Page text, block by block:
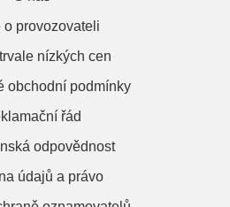
o provozovateli
nízkých cen
obchodní podmínky
řád
odpovědnost
údajů a právo